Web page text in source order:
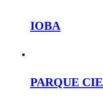
IOBA
PARQUE